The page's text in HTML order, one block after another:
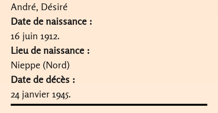
André, Désiré
Date de naissance :
16 juin 1912.
Lieu de naissance :
Nieppe (Nord)
Date de décès :
24 janvier 1945.